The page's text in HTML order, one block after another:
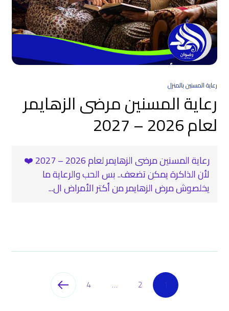
رعاية المسنين بالمنزل
رعاية المسنين مرضى الزهايمر
لعام 2026 – 2027
رعاية المسنين مرضى الزهايمر لعام 2026 – 2027 ❤️
لأن الذاكرة يمكن تضعف.. بس الحب والرعاية ما
يخلصوش مرض الزهايمر من أكتر الأمراض ال...
1
2
…
4